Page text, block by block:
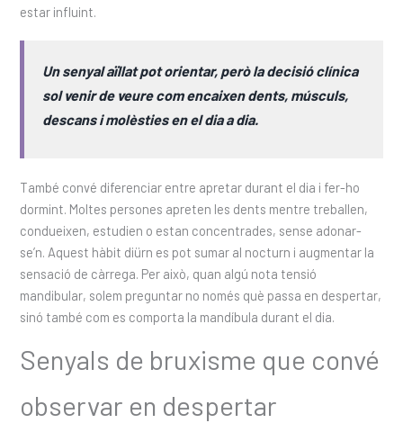
estar influint.
Un senyal aïllat pot orientar, però la decisió clínica
sol venir de veure com encaixen dents, músculs,
descans i molèsties en el dia a dia.
També convé diferenciar entre apretar durant el dia i fer-ho
dormint. Moltes persones apreten les dents mentre treballen,
condueixen, estudien o estan concentrades, sense adonar-
se’n. Aquest hàbit diürn es pot sumar al nocturn i augmentar la
sensació de càrrega. Per això, quan algú nota tensió
mandibular, solem preguntar no només què passa en despertar,
sinó també com es comporta la mandíbula durant el dia.
Senyals de bruxisme que convé
observar en despertar